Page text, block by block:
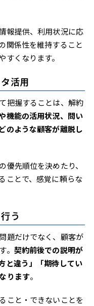
報提供、利用状況に応
関係性を維持すること
くなります。
活用
把握することは、解約
機能の活用状況、問い
のような顧客が離脱し
優先順位を決めたり、
ことで、感覚に頼らな
う
題だけでなく、顧客が
。 契約前後での説明が
と違う」「期待してい
ります。
こと・できないことを